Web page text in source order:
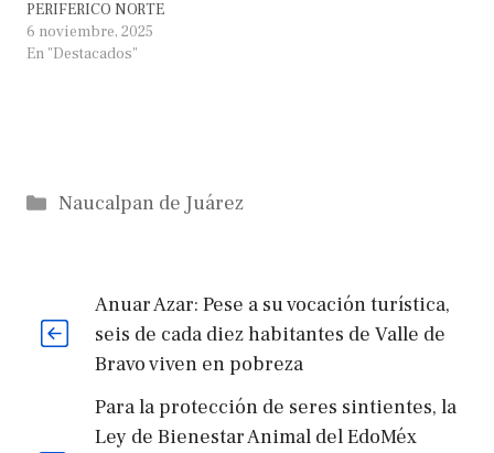
PERIFERICO NORTE
6 noviembre, 2025
En "Destacados"
Categorías
Naucalpan de Juárez
Anuar Azar: Pese a su vocación turística,
seis de cada diez habitantes de Valle de
Bravo viven en pobreza
Para la protección de seres sintientes, la
Ley de Bienestar Animal del EdoMéx